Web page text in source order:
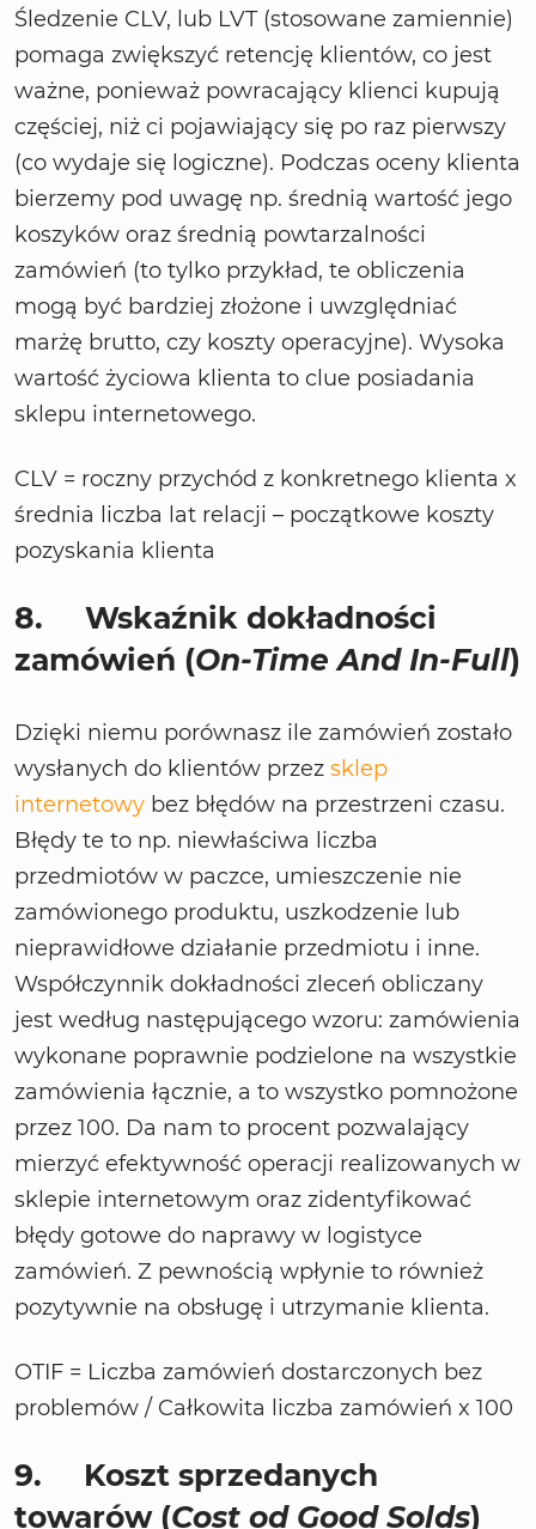
Śledzenie CLV, lub LVT (stosowane zamiennie)
pomaga zwiększyć retencję klientów, co jest
ważne, ponieważ powracający klienci kupują
częściej, niż ci pojawiający się po raz pierwszy
(co wydaje się logiczne). Podczas oceny klienta
bierzemy pod uwagę np. średnią wartość jego
koszyków oraz średnią powtarzalności
zamówień (to tylko przykład, te obliczenia
mogą być bardziej złożone i uwzględniać
marżę brutto, czy koszty operacyjne). Wysoka
wartość życiowa klienta to clue posiadania
sklepu internetowego.
CLV = roczny przychód z konkretnego klienta x
średnia liczba lat relacji – początkowe koszty
pozyskania klienta
8.
Wskaźnik dokładności
zamówień (On-Time And In-Full)
Dzięki niemu porównasz ile zamówień zostało
wysłanych do klientów przez sklep
internetowy bez błędów na przestrzeni czasu.
Błędy te to np. niewłaściwa liczba
przedmiotów w paczce, umieszczenie nie
zamówionego produktu, uszkodzenie lub
nieprawidłowe działanie przedmiotu i inne.
Współczynnik dokładności zleceń obliczany
jest według następującego wzoru: zamówienia
wykonane poprawnie podzielone na wszystkie
zamówienia łącznie, a to wszystko pomnożone
przez 100. Da nam to procent pozwalający
mierzyć efektywność operacji realizowanych w
sklepie internetowym oraz zidentyfikować
błędy gotowe do naprawy w logistyce
zamówień. Z pewnością wpłynie to również
pozytywnie na obsługę i utrzymanie klienta.
OTIF = Liczba zamówień dostarczonych bez
problemów / Całkowita liczba zamówień x 100
9.
Koszt sprzedanych
towarów (Cost od Good Solds)